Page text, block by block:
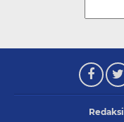
Redaksi